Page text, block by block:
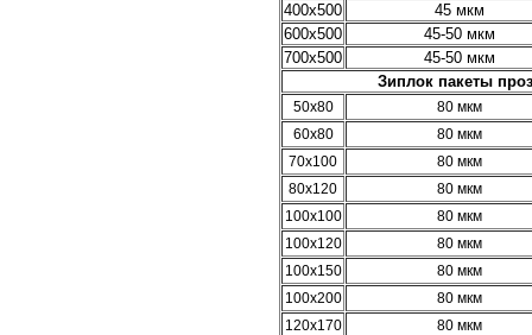
400х500
45 мкм
600х500
45-50 мкм
700х500
45-50 мкм
Зиплок пакеты
50х80
80 мкм
60х80
80 мкм
70х100
80 мкм
80х120
80 мкм
100х100
80 мкм
100х120
80 мкм
100х150
80 мкм
100х200
80 мкм
120х170
80 мкм